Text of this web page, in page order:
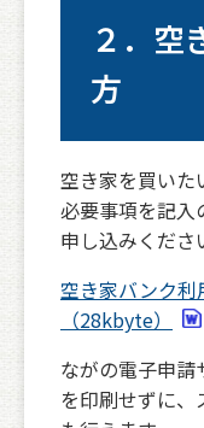
２．空
方
空き家を買いた
必要事項を記入
申し込みくださ
空き家バンク利
（28kbyte）
ながの電子申請
を印刷せずに、